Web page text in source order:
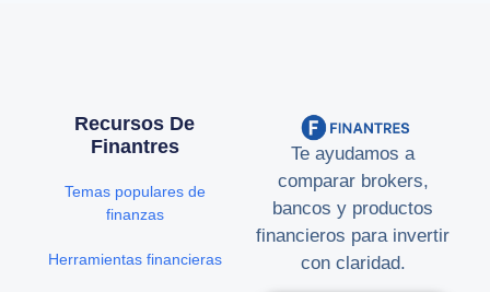
Te ayudamos a
comparar brokers,
bancos y productos
financieros para invertir
con claridad.
Recursos De
Finantres
Temas populares de
finanzas
Herramientas financieras